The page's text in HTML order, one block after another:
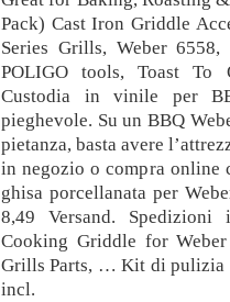
Pack) Cast Iron Griddle
Series Grills, Weber
POLIGO tools, Toast
Custodia in vinile per
pieghevole. Su un BBQ
pietanza, basta avere
in negozio o compra online
ghisa porcellanata per
8,49 Versand.
Cooking Griddle for
Grills Parts, … Kit di pulizia
incl.